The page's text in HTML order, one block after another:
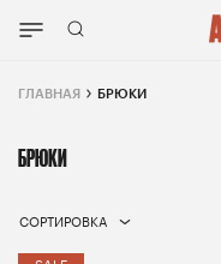
ГЛАВНАЯ БРЮКИ
БРЮКИ
СОРТИРОВКА